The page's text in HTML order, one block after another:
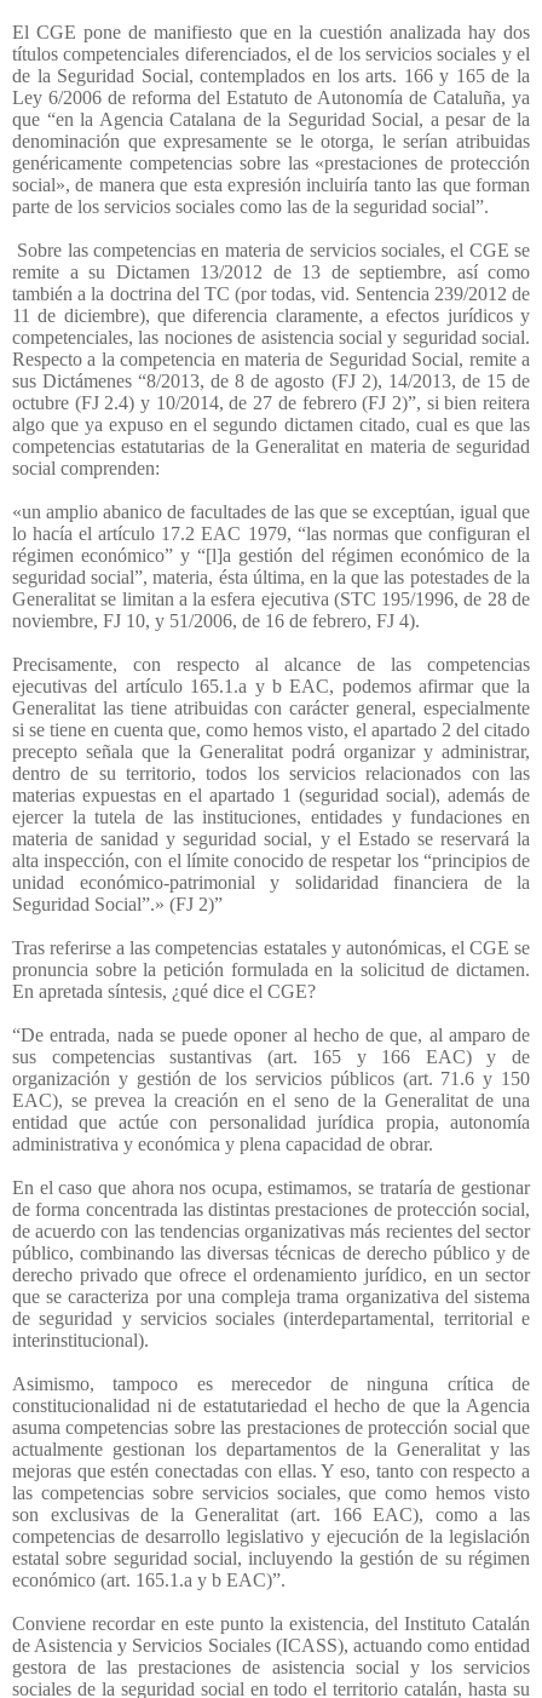
El CGE pone de manifiesto que en la cuestión analizada hay dos
títulos competenciales diferenciados, el de los servicios sociales y el
de la Seguridad Social, contemplados en los arts. 166 y 165 de la
Ley 6/2006 de reforma del Estatuto de Autonomía de Cataluña, ya
que “en la Agencia Catalana de la Seguridad Social, a pesar de la
denominación que expresamente se le otorga, le serían atribuidas
genéricamente competencias sobre las «prestaciones de protección
social», de manera que esta expresión incluiría tanto las que forman
parte de los servicios sociales como las de la seguridad social”.
Sobre las competencias en materia de servicios sociales, el CGE se
remite a su Dictamen 13/2012 de 13 de septiembre, así como
también a la doctrina del TC (por todas, vid. Sentencia 239/2012 de
11 de diciembre), que diferencia claramente, a efectos jurídicos y
competenciales, las nociones de asistencia social y seguridad social.
Respecto a la competencia en materia de Seguridad Social, remite a
sus Dictámenes “8/2013, de 8 de agosto (FJ 2), 14/2013, de 15 de
octubre (FJ 2.4) y 10/2014, de 27 de febrero (FJ 2)”, si bien reitera
algo que ya expuso en el segundo dictamen citado, cual es que las
competencias estatutarias de la Generalitat en materia de seguridad
social comprenden:
«un amplio abanico de facultades de las que se exceptúan, igual que
lo hacía el artículo 17.2 EAC 1979, “las normas que configuran el
régimen económico” y “[l]a gestión del régimen económico de la
seguridad social”, materia, ésta última, en la que las potestades de la
Generalitat se limitan a la esfera ejecutiva (STC 195/1996, de 28 de
noviembre, FJ 10, y 51/2006, de 16 de febrero, FJ 4).
Precisamente, con respecto al alcance de las competencias
ejecutivas del artículo 165.1.a y b EAC, podemos afirmar que la
Generalitat las tiene atribuidas con carácter general, especialmente
si se tiene en cuenta que, como hemos visto, el apartado 2 del citado
precepto señala que la Generalitat podrá organizar y administrar,
dentro de su territorio, todos los servicios relacionados con las
materias expuestas en el apartado 1 (seguridad social), además de
ejercer la tutela de las instituciones, entidades y fundaciones en
materia de sanidad y seguridad social, y el Estado se reservará la
alta inspección, con el límite conocido de respetar los “principios de
unidad económico-patrimonial y solidaridad financiera de la
Seguridad Social”.» (FJ 2)”
Tras referirse a las competencias estatales y autonómicas, el CGE se
pronuncia sobre la petición formulada en la solicitud de dictamen.
En apretada síntesis, ¿qué dice el CGE?
“De entrada, nada se puede oponer al hecho de que, al amparo de
sus competencias sustantivas (art. 165 y 166 EAC) y de
organización y gestión de los servicios públicos (art. 71.6 y 150
EAC), se prevea la creación en el seno de la Generalitat de una
entidad que actúe con personalidad jurídica propia, autonomía
administrativa y económica y plena capacidad de obrar.
En el caso que ahora nos ocupa, estimamos, se trataría de gestionar
de forma concentrada las distintas prestaciones de protección social,
de acuerdo con las tendencias organizativas más recientes del sector
público, combinando las diversas técnicas de derecho público y de
derecho privado que ofrece el ordenamiento jurídico, en un sector
que se caracteriza por una compleja trama organizativa del sistema
de seguridad y servicios sociales (interdepartamental, territorial e
interinstitucional).
Asimismo, tampoco es merecedor de ninguna crítica de
constitucionalidad ni de estatutariedad el hecho de que la Agencia
asuma competencias sobre las prestaciones de protección social que
actualmente gestionan los departamentos de la Generalitat y las
mejoras que estén conectadas con ellas. Y eso, tanto con respecto a
las competencias sobre servicios sociales, que como hemos visto
son exclusivas de la Generalitat (art. 166 EAC), como a las
competencias de desarrollo legislativo y ejecución de la legislación
estatal sobre seguridad social, incluyendo la gestión de su régimen
económico (art. 165.1.a y b EAC)”.
Conviene recordar en este punto la existencia, del Instituto Catalán
de Asistencia y Servicios Sociales (ICASS), actuando como entidad
gestora de las prestaciones de asistencia social y los servicios
sociales de la seguridad social en todo el territorio catalán, hasta su